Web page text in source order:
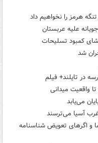
هرمز را نخواهیم داد
علیه عربستان
کمبود تسلیحات
شد
واقعیت میدانی
می‌یابد
آسیا می‌ترسند
و اگرهای تعویض شناسنامه